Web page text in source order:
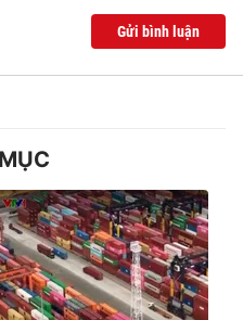
Gửi bình luận